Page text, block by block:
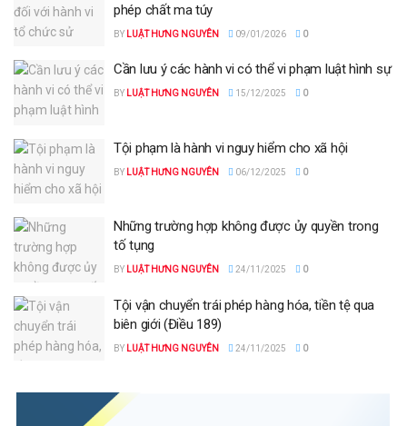
phép chất ma túy
BY LUẬT HƯNG NGUYÊN 09/01/2026 0
Cần lưu ý các hành vi có thể vi phạm luật hình sự
BY LUẬT HƯNG NGUYÊN 15/12/2025 0
Tội phạm là hành vi nguy hiểm cho xã hội
BY LUẬT HƯNG NGUYÊN 06/12/2025 0
Những trường hợp không được ủy quyền trong
tố tụng
BY LUẬT HƯNG NGUYÊN 24/11/2025 0
Tội vận chuyển trái phép hàng hóa, tiền tệ qua
biên giới (Điều 189)
BY LUẬT HƯNG NGUYÊN 24/11/2025 0